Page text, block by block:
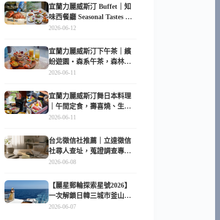
宜蘭力麗威斯汀 Buffet｜知
味西餐廳 Seasonal Tastes 晚
餐早餐吃什麼？
2026-06-12
宜蘭力麗威斯汀下午茶｜繽
紛遊園・森系午茶，森林系
甜點超好拍
2026-06-11
宜蘭力麗威斯汀舞日本料理
｜午間定食，壽喜燒、生魚
片與日式包廂空間
2026-06-11
台北徵信社推薦｜立達徵信
社尋人查址，蒐證調查專家
陪你找回失聯的家人
2026-06-08
【麗星郵輪探索星號2026】
一次解鎖日韓三城市釜山、
長崎、那霸｜餐點升級、表
2026-06-07